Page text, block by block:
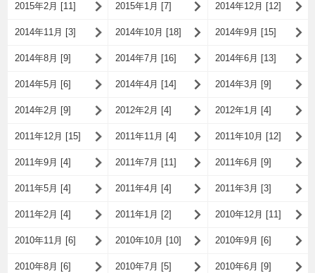
2015年2月 [11] 2015年1月 [7] 2014年12月 [12]
2014年11月 [3] 2014年10月 [18] 2014年9月 [15]
2014年8月 [9] 2014年7月 [16] 2014年6月 [13]
2014年5月 [6] 2014年4月 [14] 2014年3月 [9]
2014年2月 [9] 2012年2月 [4] 2012年1月 [4]
2011年12月 [15] 2011年11月 [4] 2011年10月 [12]
2011年9月 [4] 2011年7月 [11] 2011年6月 [9]
2011年5月 [4] 2011年4月 [4] 2011年3月 [3]
2011年2月 [4] 2011年1月 [2] 2010年12月 [11]
2010年11月 [6] 2010年10月 [10] 2010年9月 [6]
2010年8月 [6] 2010年7月 [5] 2010年6月 [9]